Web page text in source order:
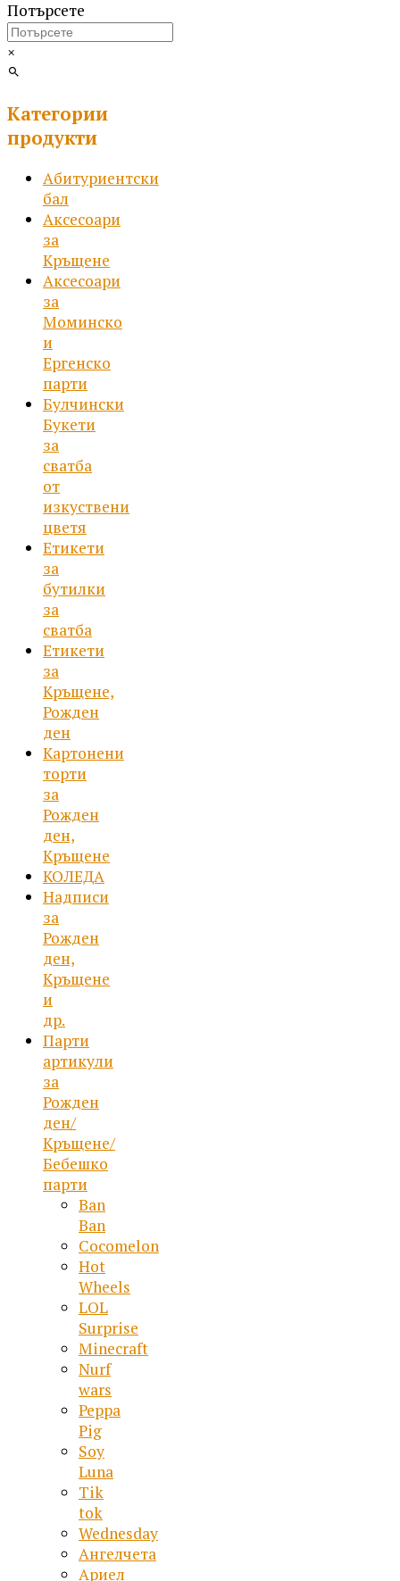
Потърсете
×
Категории
продукти
Абитуриентски
бал
Аксесоари
за
Кръщене
Аксесоари
за
Моминско
и
Ергенско
парти
Булчински
Букети
за
сватба
от
изкуствени
цветя
Етикети
за
бутилки
за
сватба
Етикети
за
Кръщене,
Рожден
ден
Картонени
торти
за
Рожден
ден,
Кръщене
КОЛЕДА
Надписи
за
Рожден
ден,
Кръщене
и
др.
Парти
артикули
за
Рожден
ден/
Кръщене/
Бебешко
парти
Ban
Ban
Cocomelon
Hot
Wheels
LOL
Surprise
Minecraft
Nurf
wars
Peppa
Pig
Soy
Luna
Tik
tok
Wednesday
Ангелчета
Ариел